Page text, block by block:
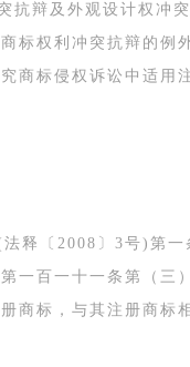
辩及外观设计权冲
标权利冲突抗辩的例
商标侵权诉讼中适用
释〔2008〕3号)第
一百一十一条第（三
商标，与其注册商标